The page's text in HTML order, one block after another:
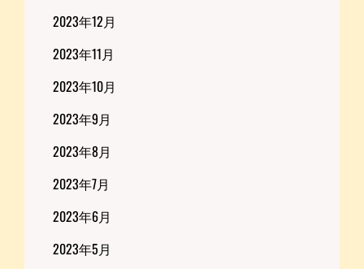
2023年12月
2023年11月
2023年10月
2023年9月
2023年8月
2023年7月
2023年6月
2023年5月